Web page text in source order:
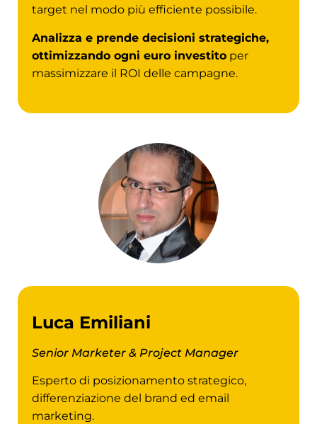
target nel modo più efficiente possibile.
Analizza e prende decisioni strategiche,
ottimizzando ogni euro investito per
massimizzare il ROI delle campagne.
Luca Emiliani
Senior Marketer & Project Manager
Esperto di posizionamento strategico,
differenziazione del brand ed email
marketing.